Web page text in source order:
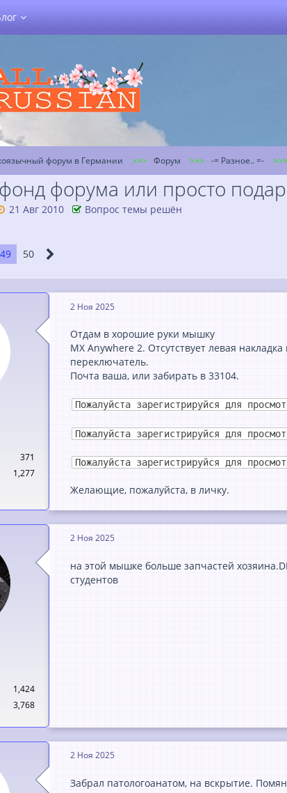
форум в Германии Форум -= Разное.. =-
форума или просто
21 Авг 2010 Вопрос темы решён
49 50
371
1,277
2 Ноя 2025
Отдам в хорошие руки мышку
MX Anywhere 2. Отсутствует левая
переключатель.
Почта ваша, или забирать в 33104.
Пожалуйста зарегистрируйся для
Пожалуйста зарегистрируйся для
Пожалуйста зарегистрируйся для
Желающие, пожалуйста, в личку.
1,424
3,768
2 Ноя 2025
на этой мышке больше запчастей
студентов
2 Ноя 2025
Забрал патологоанатом, на вскрытие.